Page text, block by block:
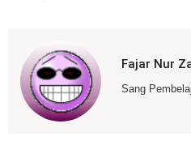
Fajar Nur
Sang